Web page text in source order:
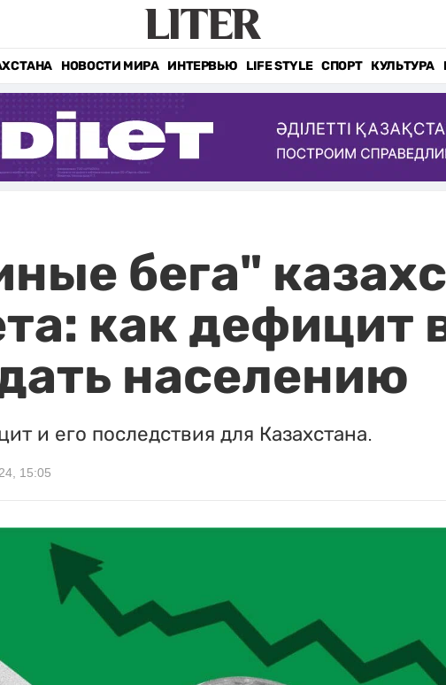
НОВОСТИ МИРА ИНТЕРВЬЮ LIFE STYLE СПОРТ КУЛЬТУРА
бега"
как дефицит
населению
и его последствия для Казахстана.
15:05